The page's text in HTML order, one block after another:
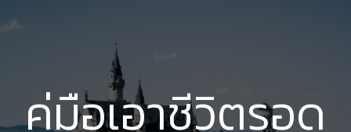
คู่มือเอาชีวิตรอด